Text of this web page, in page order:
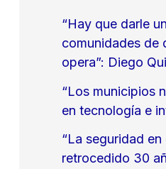
“Hay que darle
comunidades de
opera”: Diego
“Los municipios
en tecnología e
“La seguridad en
retrocedido 30